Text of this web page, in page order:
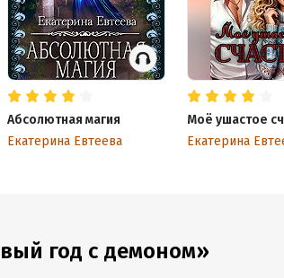
Абсолютная магия
Екатерина Евтеева
Моё ушастое
Екатерина
год с демоном»